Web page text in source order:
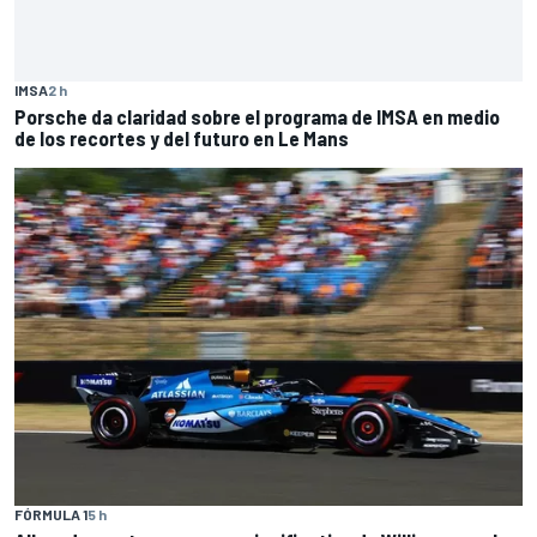
IMSA2 h
Porsche da claridad sobre el programa de IMSA en medio
de los recortes y del futuro en Le Mans
FÓRMULA 15 h